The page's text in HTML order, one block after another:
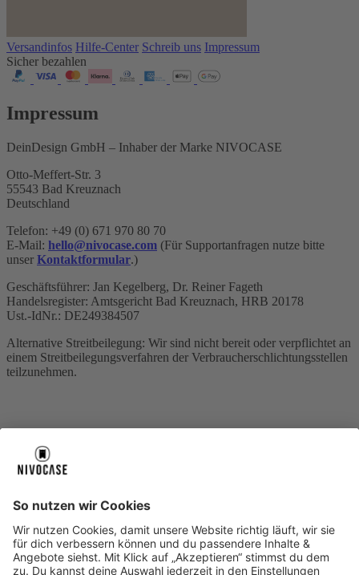
Versandinfos Hilfe-Center Schreib uns Impressum
Sicher bezahlen
Impressum
DeinDesign GmbH – Inhaber der Marke NIVOCASE
Otto-Meffert-Str. 3
55543 Bad Kreuznach
Deutschland
Telefon: +49 (0) 671 970 80 70
E-Mail: hello@nivocase.com (Für Supportanfragen nutze bitte
unser Kontaktformular.)
Geschäftsführer: Jan Kegelberg, Dr. Reiner Fageth
Handelsregister: Amtsgericht Bad Kreuznach, HRB 20178
Ust.-IdNr.: DE249384507
Alternative Streitbeilegung: Wir sind nicht bereit oder verpflichtet an
einem Streitbeilegungsverfahren der Verbraucherschlichtungsstellen
teilzunehmen.
About NIVOCASE
Geschäftskunden
Zahlungsarten Versandinfos Alle Hilfe-Themen
Zufriedenheitsgarantie
Service
Service